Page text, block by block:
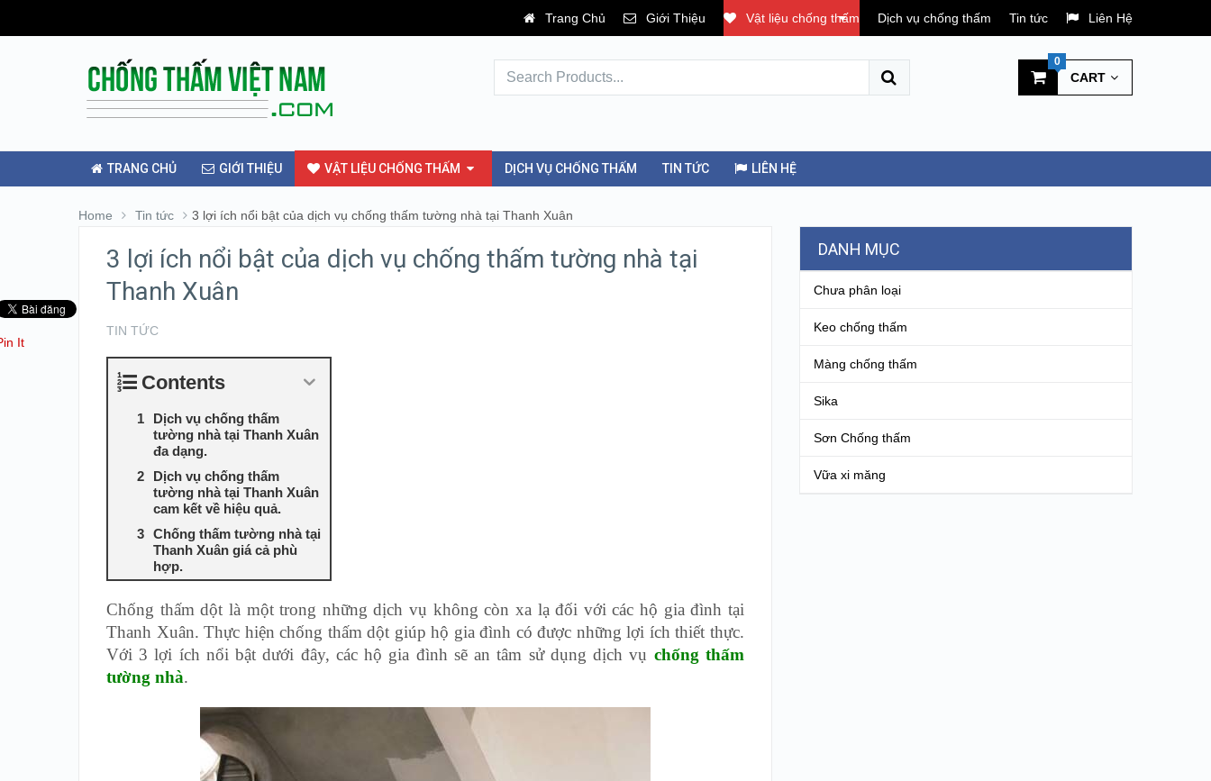
Trang Chủ Giới Thiệu Vật liệu chống thấm Dịch vụ chống thấm Tin tức Liên Hệ
CART
0
TRANG CHỦ GIỚI THIỆU VẬT LIỆU CHỐNG THẤM DỊCH VỤ CHỐNG THẤM TIN TỨC LIÊN HỆ
Home Tin tức 3 lợi ích nổi bật của dịch vụ chống thấm tường nhà tại Thanh Xuân
3 lợi ích nổi bật của dịch vụ chống thấm tường nhà tại
Thanh Xuân
TIN TỨC
Contents
Dịch vụ chống thấm
tường nhà tại Thanh Xuân
đa dạng.
Dịch vụ chống thấm
tường nhà tại Thanh Xuân
cam kết về hiệu quả.
Chống thấm tường nhà tại
Thanh Xuân giá cả phù
hợp.
Chống thấm dột là một trong những dịch vụ không còn xa lạ đối với các hộ gia đình tại
Thanh Xuân. Thực hiện chống thấm dột giúp hộ gia đình có được những lợi ích thiết thực.
Với 3 lợi ích nổi bật dưới đây, các hộ gia đình sẽ an tâm sử dụng dịch vụ chống thấm
tường nhà.
It
DANH MỤC
Chưa phân loại
Keo chống thấm
Màng chống thấm
Sika
Sơn Chống thấm
Vữa xi măng